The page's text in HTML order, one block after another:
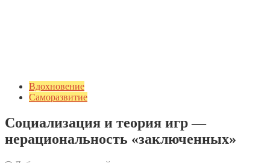
Вдохновение
Саморазвитие
Социализация и теория игр —
нерациональность «заключенных»